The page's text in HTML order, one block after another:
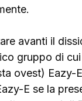
avanti il
gruppo di
ovest) Eazy-
E se la